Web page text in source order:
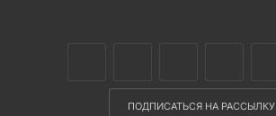
ПОДПИСАТЬСЯ НА РАССЫЛКУ